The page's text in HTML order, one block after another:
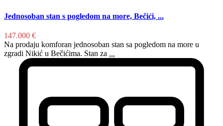
Jednosoban stan s pogledom na more, Bečići, ...
147.000 €
Na prodaju komforan jednosoban stan sa pogledom na more u
zgradi Nikić u Bečićima. Stan za ...